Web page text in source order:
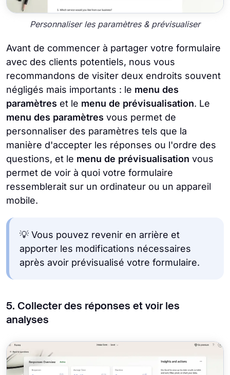
Personnaliser les paramètres & prévisualiser
Avant de commencer à partager votre formulaire
avec des clients potentiels, nous vous
recommandons de visiter deux endroits souvent
négligés mais importants : le menu des
paramètres et le menu de prévisualisation. Le
menu des paramètres vous permet de
personnaliser des paramètres tels que la
manière d'accepter les réponses ou l'ordre des
questions, et le menu de prévisualisation vous
permet de voir à quoi votre formulaire
ressemblerait sur un ordinateur ou un appareil
mobile.
💡 Vous pouvez revenir en arrière et
apporter les modifications nécessaires
après avoir prévisualisé votre formulaire.
5. Collecter des réponses et voir les
analyses